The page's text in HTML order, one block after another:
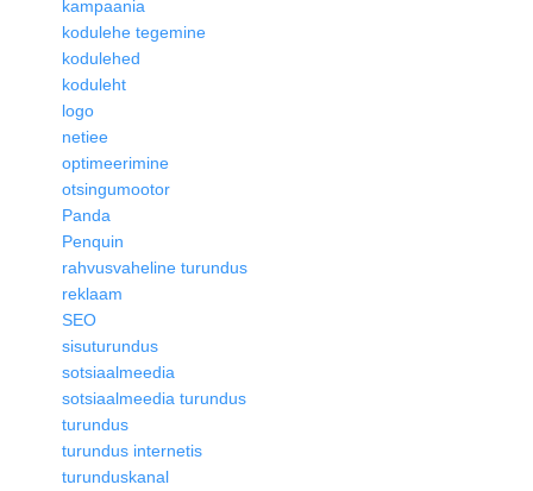
kampaania
kodulehe tegemine
kodulehed
koduleht
logo
netiee
optimeerimine
otsingumootor
Panda
Penquin
rahvusvaheline turundus
reklaam
SEO
sisuturundus
sotsiaalmeedia
sotsiaalmeedia turundus
turundus
turundus internetis
turunduskanal